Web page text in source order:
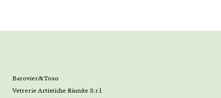
Barovier&Toso
Vetrerie Artistiche Riunite S.r.l.